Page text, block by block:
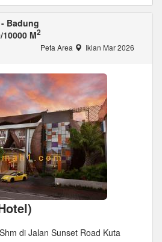
Badung
M2
Peta Area Iklan Mar 2026
di Jalan Sunset Road Kuta